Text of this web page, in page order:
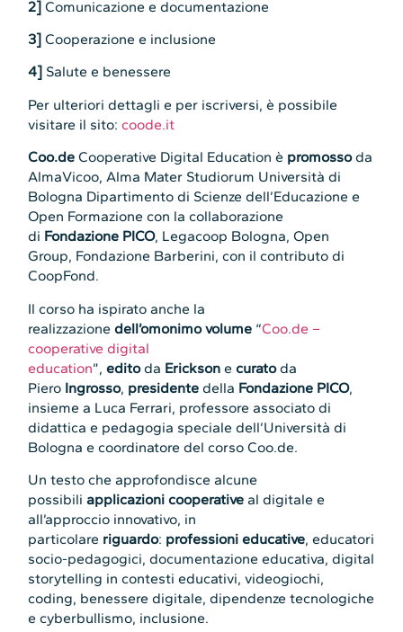
2] Comunicazione e documentazione
3] Cooperazione e inclusione
4️] Salute e benessere
Per ulteriori dettagli e per iscriversi, è possibile
visitare il sito: coode.it
Coo.de Cooperative Digital Education è promossoda
AlmaVicoo, Alma Mater Studiorum Università di
Bologna Dipartimento di Scienze dell’Educazione e
Open Formazione con la collaborazione
di Fondazione PICO, Legacoop Bologna, Open
Group, Fondazione Barberini, con il contributo di
CoopFond.
Il corso ha ispirato anche la
realizzazionedell’omonimo volume “Coo.de –
cooperative digital
education”,editoda Erickson ecuratoda
Piero Ingrosso, presidente della Fondazione PICO,
insieme a Luca Ferrari, professore associato di
didattica e pedagogia speciale dell’Università di
Bologna e coordinatore del corso Coo.de.
Un testo che approfondisce alcune
possibili applicazioni cooperativeal digitale e
all’approccio innovativo, in
particolare riguardo: professioni educative, educatori
socio-pedagogici, documentazione educativa, digital
storytelling in contesti educativi, videogiochi,
coding, benessere digitale, dipendenze tecnologiche
e cyberbullismo, inclusione.